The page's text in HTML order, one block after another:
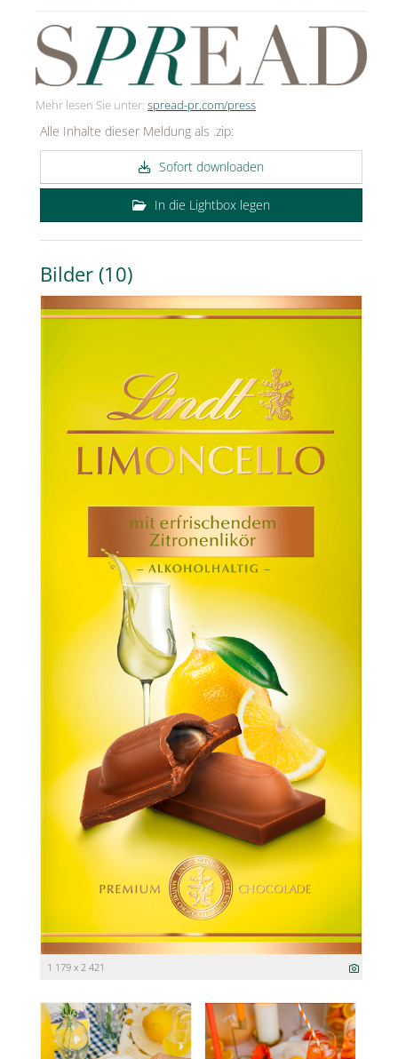
Mehr lesen Sie unter: spread-pr.com/press
Alle Inhalte dieser Meldung als .zip:
Sofort downloaden
In die Lightbox legen
Bilder (10)
1 179 x 2 421